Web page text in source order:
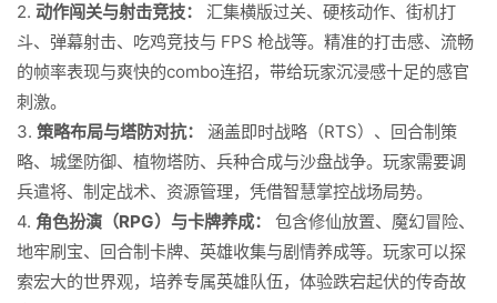
2. 动作闯关与射击竞技：
汇集横版过关、硬核动作、街机打
斗、弹幕射击、吃鸡竞技与 FPS 枪战等。精准的打击感、流畅
的帧率表现与爽快的combo连招，带给玩家沉浸感十足的感官
刺激。
3. 策略布局与塔防对抗：
涵盖即时战略（RTS）、回合制策
略、城堡防御、植物塔防、兵种合成与沙盘战争。玩家需要调
兵遣将、制定战术、资源管理，凭借智慧掌控战场局势。
4. 角色扮演（RPG）与卡牌养成：
包含修仙放置、魔幻冒险、
地牢刷宝、回合制卡牌、英雄收集与剧情养成等。玩家可以探
索宏大的世界观，培养专属英雄队伍，体验跌宕起伏的传奇故